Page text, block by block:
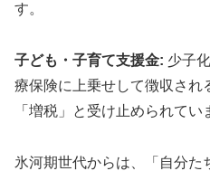
す。
子ども・子育て支援金: 少子
療保険に上乗せして徴収され
「増税」と受け止められてい
氷河期世代からは、「自分